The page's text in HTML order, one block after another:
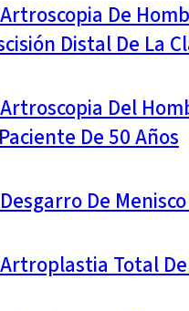
De
Distal De La
Del
De 50 Años
De
Total